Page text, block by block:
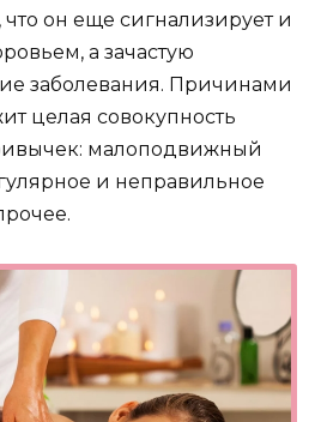
он еще сигнализирует и
а зачастую
заболевания. Причинами
целая совокупность
малоподвижный
и неправильное